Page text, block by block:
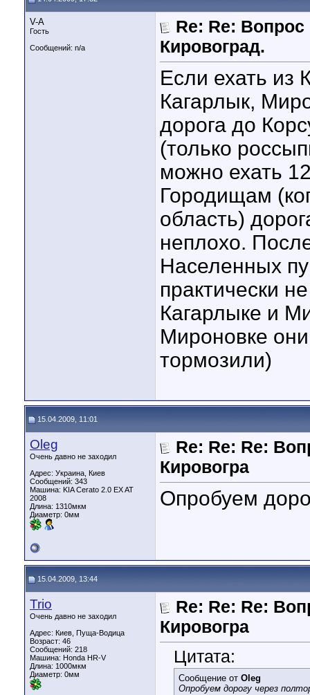
V-A
Гость
Сообщений: n/a
Re: Re: Вопрос
Кировоград.
Если ехать из
Кагарлык,
дорога до
(только
можно ехать
Городищам
область)
неплохо.
Населенных
практически
Кагарлыке и
Мироновке они
тормозили)
15.04.2009, 11:01
Oleg
Очень давно не заходил
Адрес: Украина, Киев
Сообщений: 343
Машина: KIA Cerato 2.0 EX AT
2008
Длина: 1310мкм
Диаметр: 0мм
Re: Re: Re:
Кировогра
Опробуем
15.04.2009, 13:44
Trio
Очень давно не заходил
Адрес: Киев, Пуща-Водица
Возраст: 46
Сообщений: 218
Машина: Honda HR-V
Длина: 1000мкм
Диаметр: 0мм
Re: Re: Re:
Кировогра
Цитата:
Сообщение от Oleg
Опробуем дорогу через